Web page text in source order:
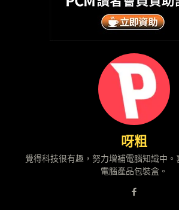
呀粗
覺得科技很有趣，努力增補電腦知識中。
電腦產品包裝盒。